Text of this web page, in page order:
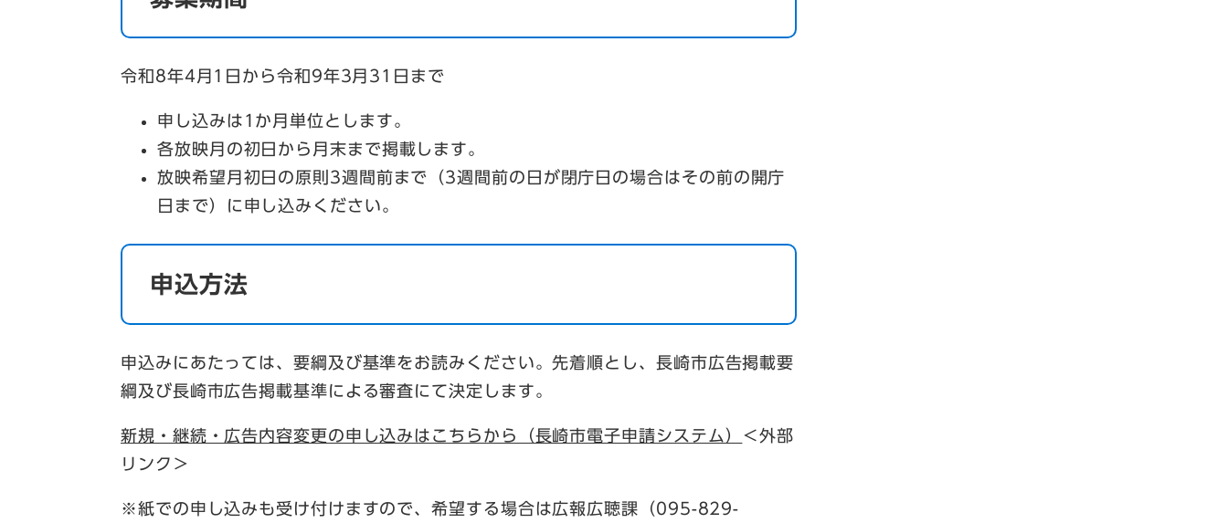
令和8年4月1日から令和9年3月31日まで
申し込みは1か月単位とします。
各放映月の初日から月末まで掲載します。
放映希望月初日の原則3週間前まで（3週間前の日が閉庁日の場合はその前の開庁
日まで）に申し込みください。
申込方法
申込みにあたっては、要綱及び基準をお読みください。先着順とし、長崎市広告掲載要
綱及び長崎市広告掲載基準による審査にて決定します。
新規・継続・広告内容変更の申し込みはこちらから（長崎市電子申請システム） ＜外部
リンク＞
※紙での申し込みも受け付けますので、希望する場合は広報広聴課（095-829-